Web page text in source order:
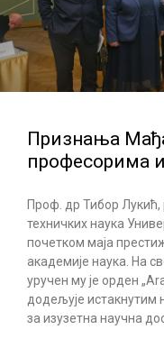
Признања
професорима
Проф. др Тибор
техничких наука
почетком маја
академије наука. На
уручен му је орден
додељује
за изузетна научна